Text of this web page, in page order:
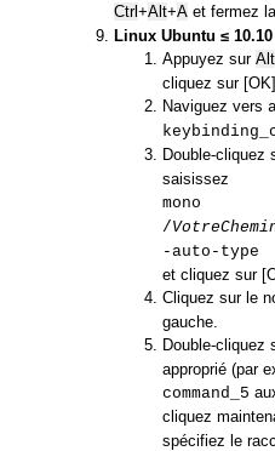
Ctrl +Alt+A et fermez
Linux Ubuntu ≤ 10.10
Appuyez sur Alt
cliquez sur
Naviguez vers
Double-cliquez
saisissez
mono
/
-auto-type
et cliquez sur
Cliquez sur le
gauche.
Double-cliquez
approprié (par
command_5
cliquez
spécifiez le